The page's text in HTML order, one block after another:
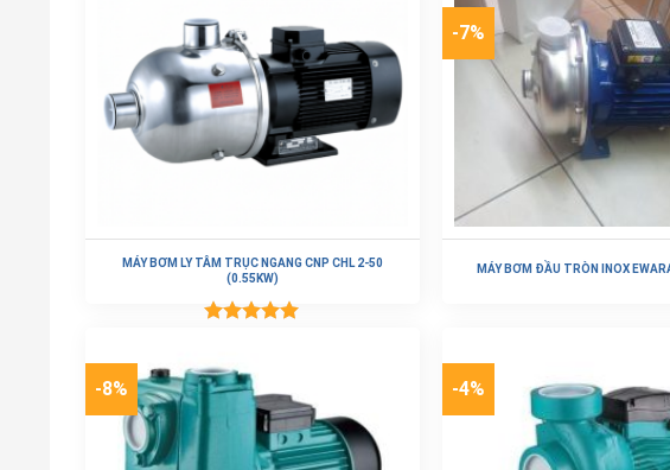
MÁY BƠM LY TÂM TRỤC NGANG CNP CHL 2-50
(0.55KW)
5 sao
-7%
MÁY BƠM ĐẦU TRÒN INOX
-8% -4%